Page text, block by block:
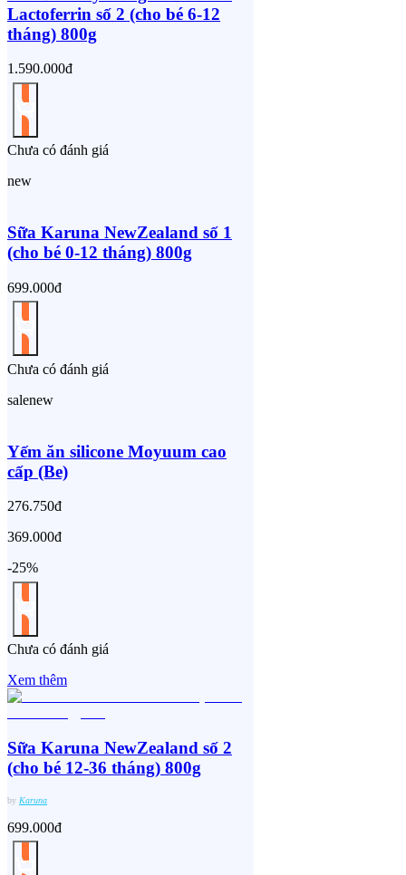
Lactoferrin số 2 (cho bé 6-12
tháng) 800g
1.590.000đ
Chưa có đánh giá
new
Sữa Karuna NewZealand số 1
(cho bé 0-12 tháng) 800g
699.000đ
Chưa có đánh giá
salenew
Yếm ăn silicone Moyuum cao
cấp (Be)
276.750đ
369.000đ
-25%
Chưa có đánh giá
Xem thêm
Sữa Karuna NewZealand số 2
(cho bé 12-36 tháng) 800g
by Karuna
699.000đ